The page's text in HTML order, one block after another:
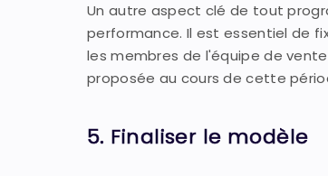
Un autre aspect clé de tout
performance. Il est essentiel de
les membres de l'équipe de
proposée au cours de cette
5. Finaliser le modèle